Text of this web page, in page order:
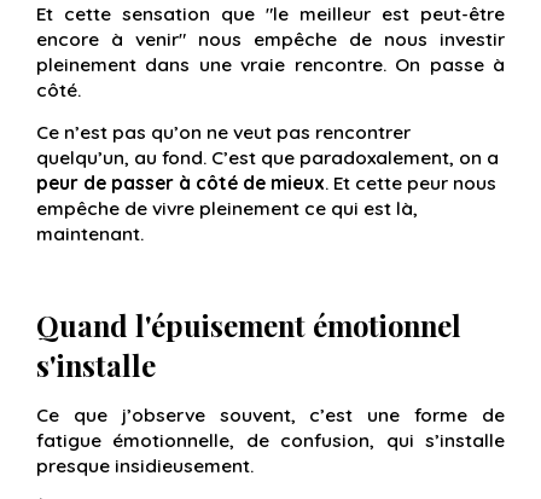
Et cette sensation que "le meilleur est peut-être
encore à venir" nous empêche de nous investir
pleinement dans une vraie rencontre. On passe à
côté.
Ce n’est pas qu’on ne veut pas rencontrer
quelqu’un, au fond. C’est que paradoxalement, on a
peur de passer à côté de mieux. Et cette peur nous
empêche de vivre pleinement ce qui est là,
maintenant.
Quand l'épuisement émotionnel
s'installe
Ce que j’observe souvent, c’est une forme de
fatigue émotionnelle, de confusion, qui s’installe
presque insidieusement.